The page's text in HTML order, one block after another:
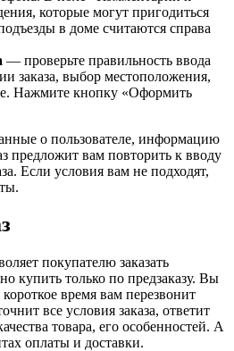
которые могут пригодиться
в доме считаются справа
— проверьте правильность ввода
заказа, выбор местоположения,
Нажмите кнопку «Оформить
о пользователе, информацию
предложит вам повторить к вводу
Если условия вам не подходят,
покупателю заказать
купить только по предзаказу. Вы
время вам перезвонит
все условия заказа, ответит
товара, его особенностей. А
оплаты и доставки.